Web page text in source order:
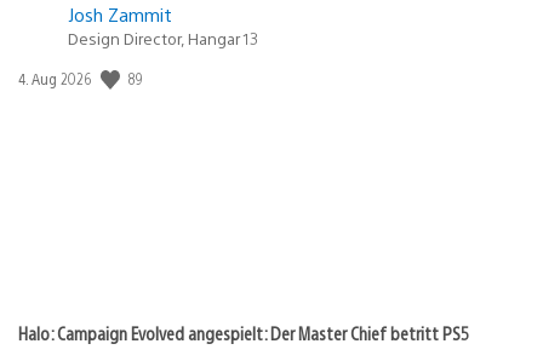
Josh Zammit
Design Director, Hangar 13
Veröffentlichungsdatum:
4. Aug 2026 89
Halo: Campaign Evolved angespielt: Der Master Chief betritt PS5